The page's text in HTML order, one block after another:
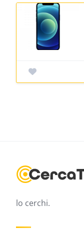
lo cerchi.